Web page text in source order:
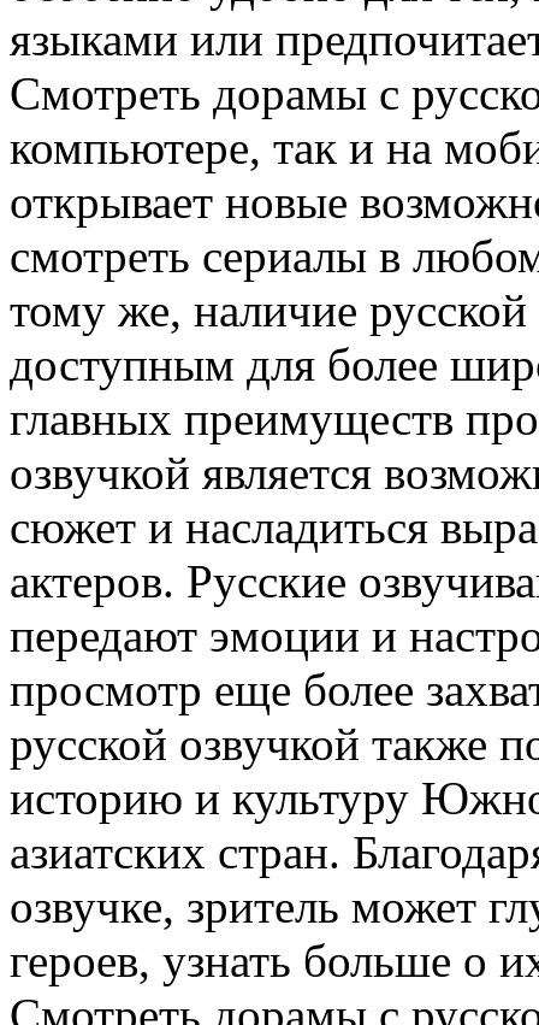
языками или
Смотреть дорамы с
компьютере, так и на
открывает новые
смотреть сериалы в
тому же, наличие
доступным для более
главных преимуществ
озвучкой является
сюжет и насладиться
актеров. Русские
передают эмоции и
просмотр еще более
русской озвучкой также
историю и культуру
азиатских стран.
озвучке, зритель может
героев, узнать больше о
Смотреть дорамы с